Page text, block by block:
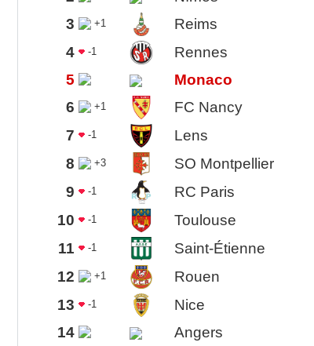
3
+1 Reims
4
-1 Rennes
5
Monaco
6
+1 FC Nancy
7
-1 Lens
8
+3 SO Montpellier
9
-1 RC Paris
10
-1 Toulouse
11
-1 Saint-Étienne
12
+1 Rouen
13
-1 Nice
14
Angers